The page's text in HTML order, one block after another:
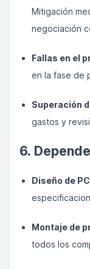
Mitigación
negociación
Fallas en el
en la fase de
Superación
gastos y
6.
Diseño de
Montaje de
todos los